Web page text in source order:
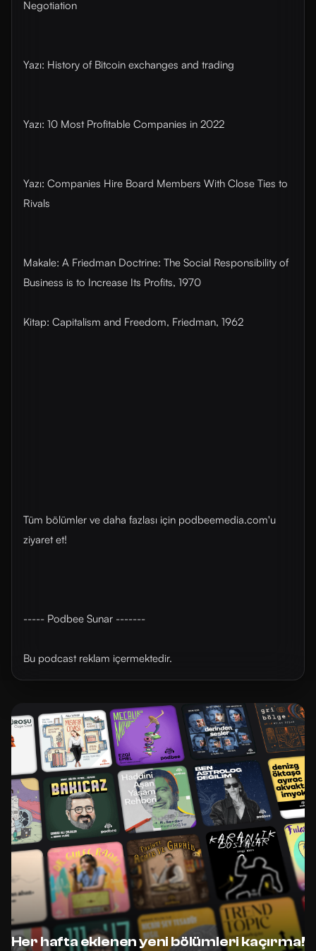
Negotiation
Yazı: History of Bitcoin exchanges and trading
Yazı: 10 Most Profitable Companies in 2022
Yazı: Companies Hire Board Members With Close Ties to
Rivals
Makale: A Friedman Doctrine: The Social Responsibility of
Business is to Increase Its Profits, 1970
Kitap: Capitalism and Freedom, Friedman, 1962
Tüm bölümler ve daha fazlası için ⁠⁠podbeemedia.com⁠⁠'u
ziyaret et!
----- Podbee Sunar -------
Bu podcast reklam içermektedir.
Her hafta eklenen yeni bölümleri kaçırma!